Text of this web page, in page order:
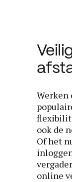
Werken
ook de
Of het
online